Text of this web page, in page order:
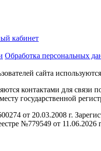
кабинет
Обработка персональных
сайта
контактами для
государственной
от 20.03.2008 г.
№779549 от 11.06.2026